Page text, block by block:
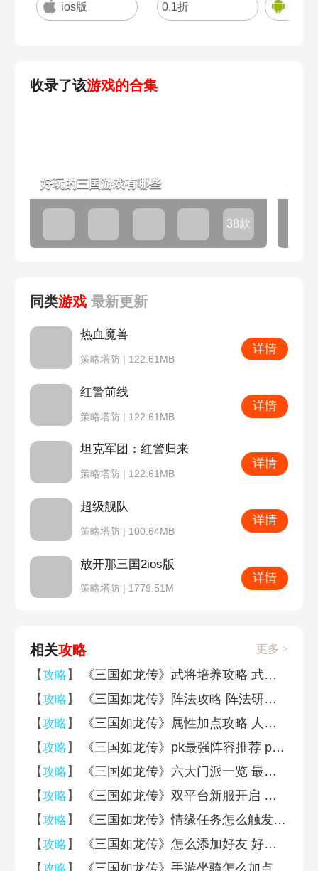
ios版 0.1折
收录了该游戏的合集
好玩的三国游戏有哪些
38款
同类游戏 最新更新
热血魔兽
策略塔防 | 122.61MB
详情
红警前线
策略塔防 | 122.61MB
详情
坦克军团：红警归来
策略塔防 | 122.61MB
详情
超级舰队
策略塔防 | 100.64MB
详情
放开那三国2ios版
策略塔防 | 1779.51M
详情
相关攻略 更多 >
【攻略 】
《三国如龙传》武将培养攻略 武将怎么培养好
【攻略 】
《三国如龙传》阵法攻略 阵法研究详情
【攻略 】
《三国如龙传》属性加点攻略 人物升级要如何加点
【攻略 】
《三国如龙传》pk最强阵容推荐 pk套路推荐
【攻略 】
《三国如龙传》六大门派一览 最强职业推荐
【攻略 】
《三国如龙传》双平台新服开启 为期14天的狂欢来袭
【攻略 】
《三国如龙传》情缘任务怎么触发 情缘任务流程攻略分享
【攻略 】
《三国如龙传》怎么添加好友 好友添加方法介绍